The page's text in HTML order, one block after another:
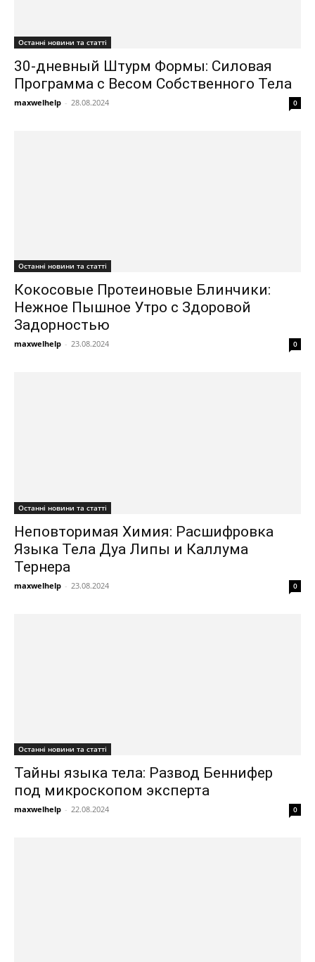
Останні новини та статті
30-дневный Штурм Формы: Силовая
Программа с Весoм Собственного Тела
maxwelhelp - 28.08.2024 0
Останні новини та статті
Кокосовые Протеиновые Блинчики:
Нежное Пышное Утро с Здоровой
Задорностью
maxwelhelp - 23.08.2024 0
Останні новини та статті
Неповторимая Химия: Расшифровка
Языка Тела Дуа Липы и Каллума
Тернера
maxwelhelp - 23.08.2024 0
Останні новини та статті
Тайны языка тела: Развод Беннифер
под микроскопом эксперта
maxwelhelp - 22.08.2024 0